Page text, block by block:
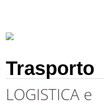
Trasporto
LOGISTICA e